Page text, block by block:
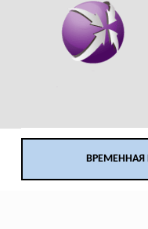
ВРЕМЕННАЯ